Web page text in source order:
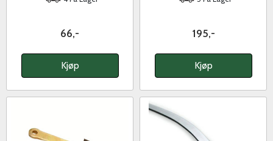
66,-
Kjøp
195,-
Kjøp